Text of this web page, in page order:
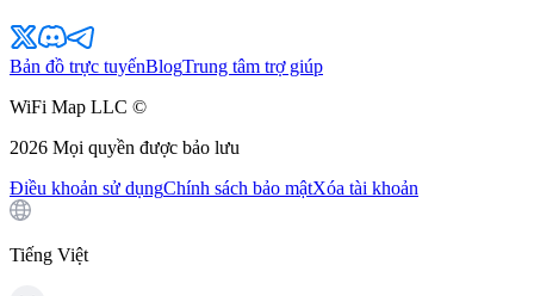
Bản đồ trực tuyếnBlogTrung tâm trợ giúp
WiFi Map LLC ©
2026 Mọi quyền được bảo lưu
Điều khoản sử dụngChính sách bảo mậtXóa tài khoản
Tiếng Việt